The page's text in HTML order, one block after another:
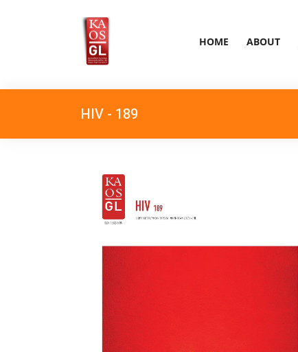
HOME ABOUT
HIV - 189